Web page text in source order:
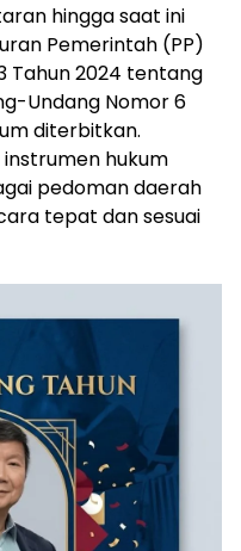
hingga saat ini
Pemerintah (PP)
Tahun 2024 tentang
Undang Nomor 6
diterbitkan.
instrumen hukum
pedoman daerah
tepat dan sesuai